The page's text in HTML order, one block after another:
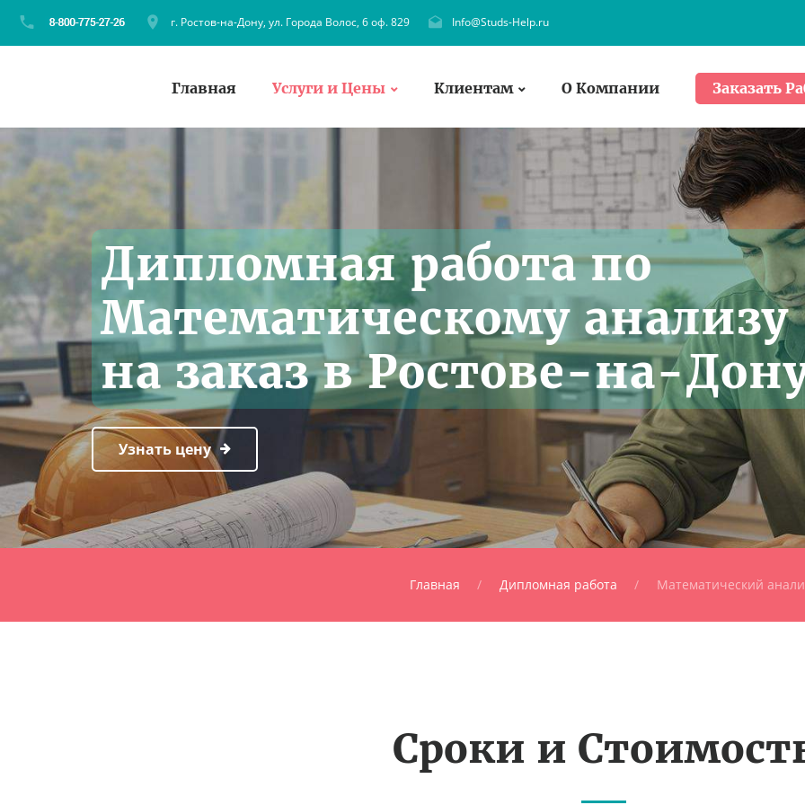
г. Ростов-на-Дону, ул. Города Волос, 6 оф. 829 Info@Studs-Help.ru
Главная Услуги и Цены Клиентам О Компании Заказать
Дипломная работа по
Математическому анализу
на заказ в Ростове-на-
Узнать цену
Главная Дипломная работа Математический
Сроки и